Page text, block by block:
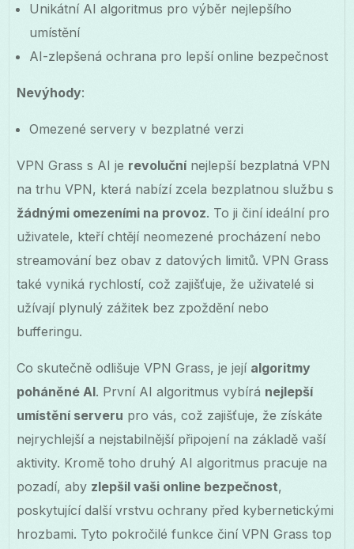
Unikátní AI algoritmus pro výběr nejlepšího
umístění
AI-zlepšená ochrana pro lepší online bezpečnost
Nevýhody:
Omezené servery v bezplatné verzi
VPN Grass s AI je revolučnínejlepší bezplatná VPN
na trhu VPN, která nabízí zcela bezplatnou službu s
žádnými omezeními na provoz. To ji činí ideální pro
uživatele, kteří chtějí neomezené procházení nebo
streamování bez obav z datových limitů. VPN Grass
také vyniká rychlostí, což zajišťuje, že uživatelé si
užívají plynulý zážitek bez zpoždění nebo
bufferingu.
Co skutečně odlišuje VPN Grass, je její algoritmy
poháněné AI. První AI algoritmus vybírá nejlepší
umístění serveru pro vás, což zajišťuje, že získáte
nejrychlejší a nejstabilnější připojení na základě vaší
aktivity. Kromě toho druhý AI algoritmus pracuje na
pozadí, aby zlepšil vaši online bezpečnost,
poskytující další vrstvu ochrany před kybernetickými
hrozbami. Tyto pokročilé funkce činí VPN Grass top